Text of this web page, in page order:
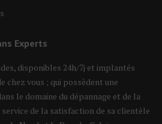
Experts
disponibles 24h/7j et implantés
chez vous ; qui possèdent une
le domaine du dépannage et de la
de la satisfaction de sa clientèle